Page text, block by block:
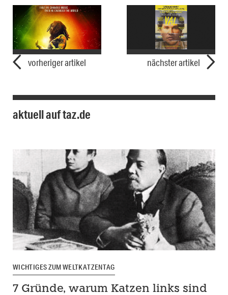
vorheriger artikel nächster artikel
aktuell auf taz.de
WICHTIGES ZUM WELTKATZENTAG
7 Gründe, warum Katzen links sind